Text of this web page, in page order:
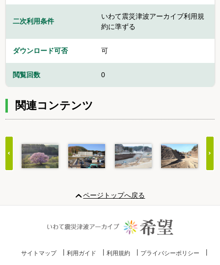
二次利用条件
いわて震災津波アーカイブ利用規
約に準ずる
ダウンロード可否 可
閲覧回数 0
関連コンテンツ
20
ページトップへ戻る
サイトマップ 利用ガイド 利用規約 プライバシーポリシー